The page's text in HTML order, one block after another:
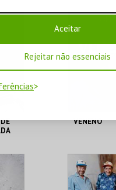
Aceitar
Rejeitar não essenciais
VENENO
TEATRO
MICAELENSE